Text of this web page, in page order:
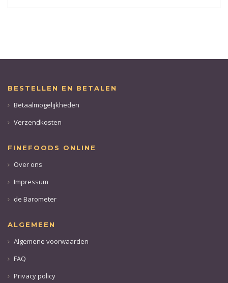
BESTELLEN EN BETALEN
Betaalmogelijkheden
Verzendkosten
FINEFOODS ONLINE
Over ons
Impressum
de Barometer
ALGEMEEN
Algemene voorwaarden
FAQ
Privacy policy